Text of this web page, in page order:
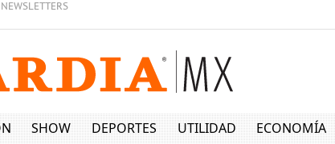
NEWSLETTERS
SHOW DEPORTES UTILIDAD ECONOMÍA